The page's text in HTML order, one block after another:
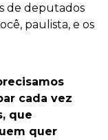
de deputados
paulista, e os
cada vez
que
quer